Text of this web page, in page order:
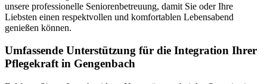
unsere professionelle Seniorenbetreuung, damit Sie oder Ihre
Liebsten einen respektvollen und komfortablen Lebensabend
genießen können.
Umfassende Unterstützung für die Integration Ihrer
Pflegekraft in Gengenbach